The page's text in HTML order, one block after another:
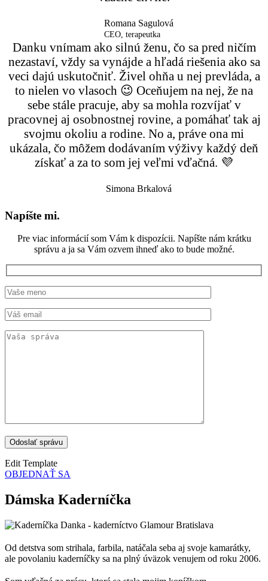
Romana Sagulová
CEO, terapeutka
Danku vnímam ako silnú ženu, čo sa pred ničím
nezastaví, vždy sa vynájde a hľadá riešenia ako sa
veci dajú uskutočniť. Živel ohňa u nej prevláda, a
to nielen vo vlasoch 😉 Oceňujem na nej, že na
sebe stále pracuje, aby sa mohla rozvíjať v
pracovnej aj osobnostnej rovine, a pomáhať tak aj
svojmu okoliu a rodine. No a, práve ona mi
ukázala, čo môžem dodávaním výživy každý deň
získať a za to som jej veľmi vďačná. 💜
Simona Brkalová
Napíšte mi.
Pre viac informácií som Vám k dispozícii. Napíšte nám krátku
správu a ja sa Vám ozvem ihneď ako to bude možné.
Edit Template
OBJEDNAŤ SA
Dámska Kaderníčka
Od detstva som strihala, farbila, natáčala seba aj svoje kamarátky,
ale povolaniu kaderníčky sa na plný úväzok venujem od roku 2006.